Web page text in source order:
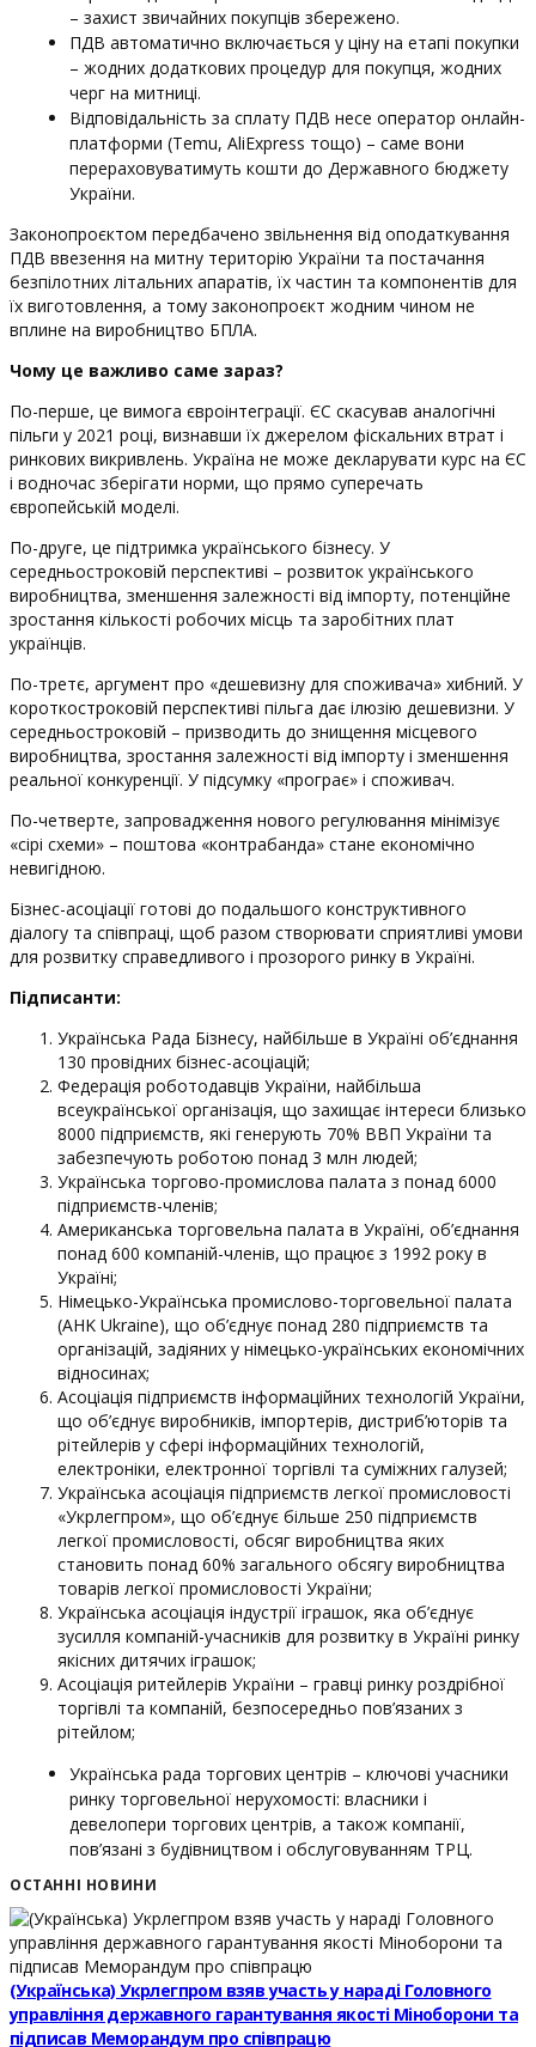
– захист звичайних покупців збережено.
ПДВ автоматично включається у ціну на етапі покупки
– жодних додаткових процедур для покупця, жодних
черг на митниці.
Відповідальність за сплату ПДВ несе оператор онлайн-
платформи (Temu, AliExpress тощо) – саме вони
перераховуватимуть кошти до Державного бюджету
України.
Законопроєктом передбачено звільнення від оподаткування
ПДВ ввезення на митну територію України та постачання
безпілотних літальних апаратів, їх частин та компонентів для
їх виготовлення, а тому законопроєкт жодним чином не
вплине на виробництво БПЛА.
Чому це важливо саме зараз?
По-перше, це вимога євроінтеграції. ЄС скасував аналогічні
пільги у 2021 році, визнавши їх джерелом фіскальних втрат і
ринкових викривлень. Україна не може декларувати курс на ЄС
і водночас зберігати норми, що прямо суперечать
європейській моделі.
По-друге, це підтримка українського бізнесу. У
середньостроковій перспективі – розвиток українського
виробництва, зменшення залежності від імпорту, потенційне
зростання кількості робочих місць та заробітних плат
українців.
По-третє, аргумент про «дешевизну для споживача» хибний. У
короткостроковій перспективі пільга дає ілюзію дешевизни. У
середньостроковій – призводить до знищення місцевого
виробництва, зростання залежності від імпорту і зменшення
реальної конкуренції. У підсумку «програє» і споживач.
По-четверте, запровадження нового регулювання мінімізує
«сірі схеми» – поштова «контрабанда» стане економічно
невигідною.
Бізнес-асоціації готові до подальшого конструктивного
діалогу та співпраці, щоб разом створювати сприятливі умови
для розвитку справедливого і прозорого ринку в Україні.
Підписанти:
Українська Рада Бізнесу, найбільше в Україні об’єднання
130 провідних бізнес-асоціацій;
Федерація роботодавців України, найбільша
всеукраїнської організація, що захищає інтереси близько
8000 підприємств, які генерують 70% ВВП України та
забезпечують роботою понад 3 млн людей;
Українська торгово-промислова палата з понад 6000
підприємств-членів;
Американська торговельна палата в Україні, об’єднання
понад 600 компаній-членів, що працює з 1992 року в
Україні;
Німецько-Українська промислово-торговельної палата
(AHK Ukraine), що об’єднує понад 280 підприємств та
організацій, задіяних у німецько-українських економічних
відносинах;
Асоціація підприємств інформаційних технологій України,
що об’єднує виробників, імпортерів, дистриб’юторів та
рітейлерів у сфері інформаційних технологій,
електроніки, електронної торгівлі та суміжних галузей;
Українська асоціація підприємств легкої промисловості
«Укрлегпром», що об’єднує більше 250 підприємств
легкої промисловості, обсяг виробництва яких
становить понад 60% загального обсягу виробництва
товарів легкої промисловості України;
Українська асоціація індустрії іграшок, яка об’єднує
зусилля компаній-учасників для розвитку в Україні ринку
якісних дитячих іграшок;
Асоціація ритейлерів України – гравці ринку роздрібної
торгівлі та компаній, безпосередньо пов’язаних з
рітейлом;
Українська рада торгових центрів – ключові учасники
ринку торговельної нерухомості: власники і
девелопери торгових центрів, а також компанії,
пов’язані з будівництвом і обслуговуванням ТРЦ.
ОСТАННІ НОВИНИ
(Українська) Укрлегпром взяв участь у нараді Головного
управління державного гарантування якості Міноборони та
підписав Меморандум про співпрацю